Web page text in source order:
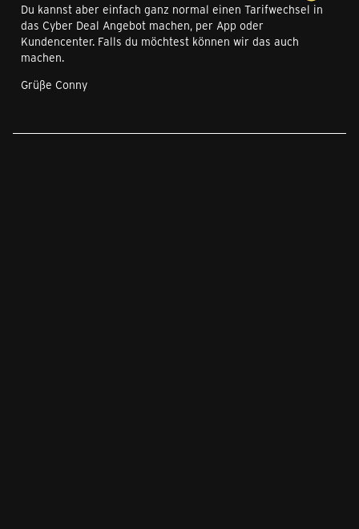
Du kannst aber einfach ganz normal einen Tarifwechsel in
das Cyber Deal Angebot machen, per App oder
Kundencenter. Falls du möchtest können wir das auch
machen.
Grüße Conny